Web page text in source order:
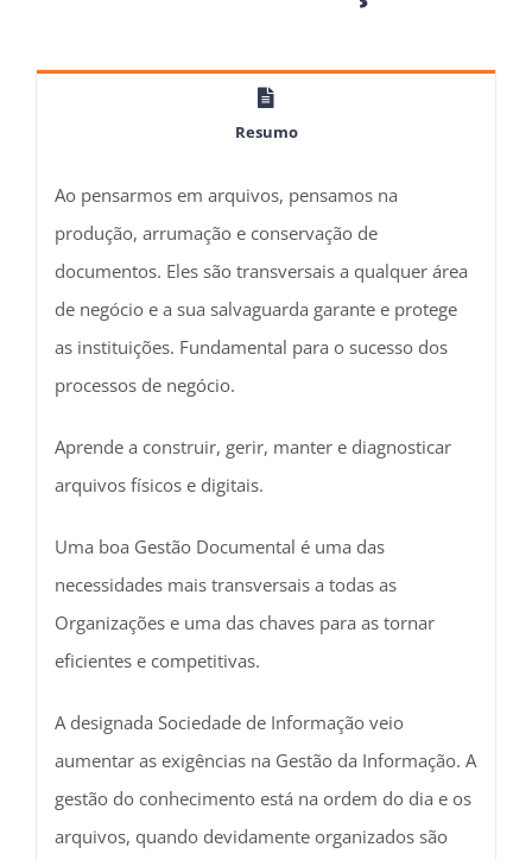
Resumo
Ao pensarmos em arquivos, pensamos na
produção, arrumação e conservação de
documentos. Eles são transversais a qualquer área
de negócio e a sua salvaguarda garante e protege
as instituições. Fundamental para o sucesso dos
processos de negócio.
Aprende a construir, gerir, manter e diagnosticar
arquivos físicos e digitais.
Uma boa Gestão Documental é uma das
necessidades mais transversais a todas as
Organizações e uma das chaves para as tornar
eficientes e competitivas.
A designada Sociedade de Informação veio
aumentar as exigências na Gestão da Informação. A
gestão do conhecimento está na ordem do dia e os
arquivos, quando devidamente organizados são